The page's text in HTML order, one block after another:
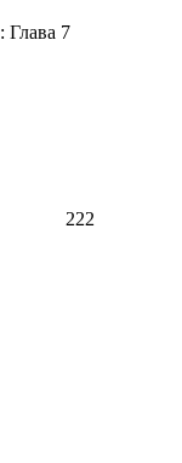
Глава 7
222